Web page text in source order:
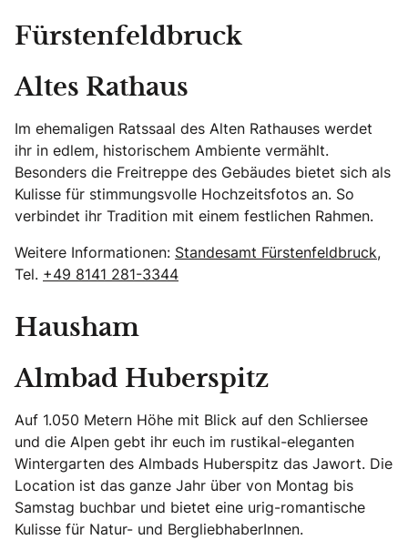
Fürstenfeldbruck
Altes Rathaus
Im ehemaligen Ratssaal des Alten Rathauses werdet
ihr in edlem, historischem Ambiente vermählt.
Besonders die Freitreppe des Gebäudes bietet sich als
Kulisse für stimmungsvolle Hochzeitsfotos an. So
verbindet ihr Tradition mit einem festlichen Rahmen.
Weitere Informationen: Standesamt Fürstenfeldbruck,
Tel. +49 8141 281-3344
Hausham
Almbad Huberspitz
Auf 1.050 Metern Höhe mit Blick auf den Schliersee
und die Alpen gebt ihr euch im rustikal-eleganten
Wintergarten des Almbads Huberspitz das Jawort. Die
Location ist das ganze Jahr über von Montag bis
Samstag buchbar und bietet eine urig-romantische
Kulisse für Natur- und BergliebhaberInnen.